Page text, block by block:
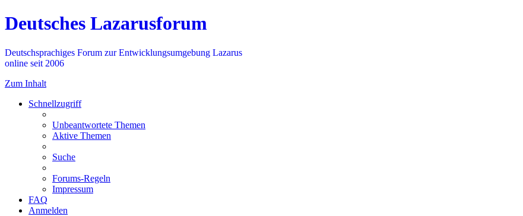
Deutsches Lazarusforum
Deutschsprachiges Forum zur Entwicklungsumgebung Lazarus
online seit 2006
Zum Inhalt
Schnellzugriff
Unbeantwortete Themen
Aktive Themen
Suche
Forums-Regeln
Impressum
FAQ
Anmelden